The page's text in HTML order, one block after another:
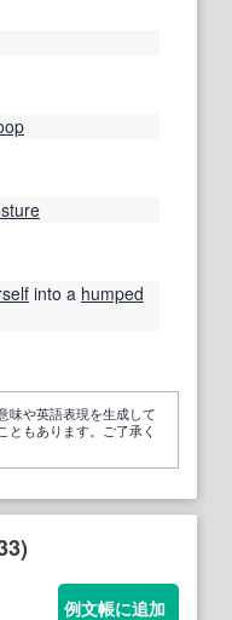
into a humped
味や英語表現を生成して
ともあります。ご了承く
例文帳に追加